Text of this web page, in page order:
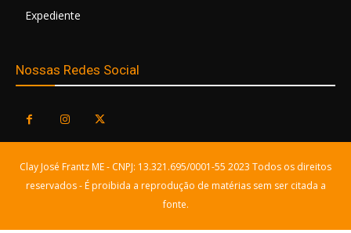
Expediente
Nossas Redes Social
Clay José Frantz ME - CNPJ: 13.321.695/0001-55 2023 Todos os direitos
reservados - É proibida a reprodução de matérias sem ser citada a
fonte.